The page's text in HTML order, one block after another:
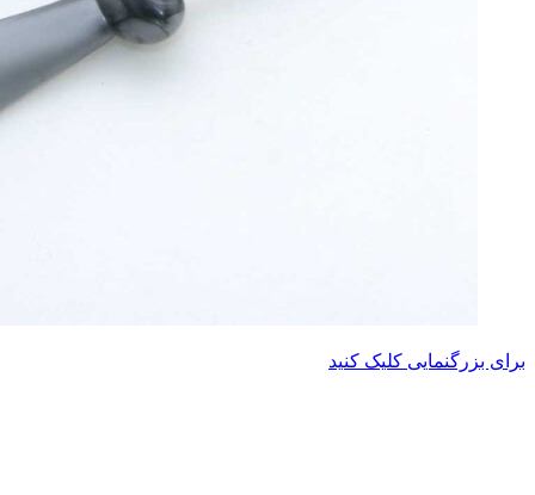
برای بزرگنمایی کلیک کنید